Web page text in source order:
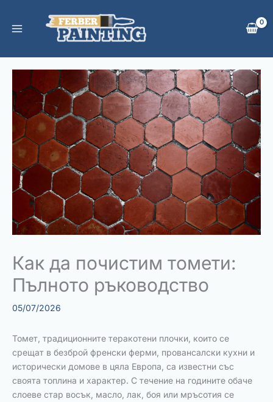
content
Как да почистим томети:
Пълното ръководство
05/07/2026
Томет, традиционните теракотени плочки, които се
срещат в безброй френски ферми, провансалски кухни и
исторически домове в цяла Европа, са известни със
своята топлина и характер. С течение на годините обаче
слоеве стар восък, масло, лак, боя или мръсотия се